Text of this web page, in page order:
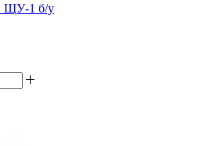
ЩУ-1 б/у